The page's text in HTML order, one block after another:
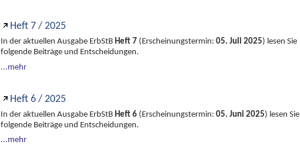
Heft 7 / 2025
In der aktuellen Ausgabe ErbStB Heft 7 (Erscheinungstermin: 05. Juli 2025) lesen Sie
folgende Beiträge und Entscheidungen.
...mehr
Heft 6 / 2025
In der aktuellen Ausgabe ErbStB Heft 6 (Erscheinungstermin: 05. Juni 2025) lesen Sie
folgende Beiträge und Entscheidungen.
...mehr